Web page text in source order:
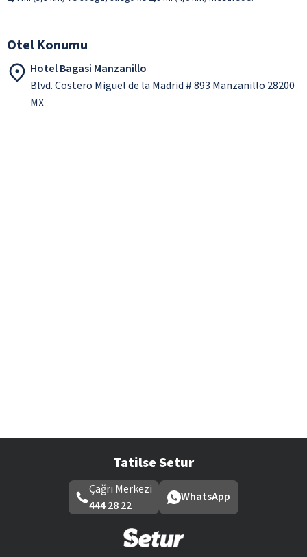
Otel Konumu
Hotel Bagasi Manzanillo
Blvd. Costero Miguel de la Madrid # 893 Manzanillo 28200
MX
Tatilse Setur
Çağrı Merkezi
444 28 22
WhatsApp